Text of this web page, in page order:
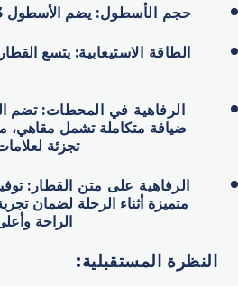
حجم الأسطول: يضم الأسطول
الطاقة الاستيعابية: يتسع
الرفاهية في المحطات: تضم
ضيافة متكاملة تشمل مقاهي،
تجزئة
الرفاهية على متن القطار :
متميزة أثناء الرحلة لضمان
الراحة
النظرة المستقبلية: